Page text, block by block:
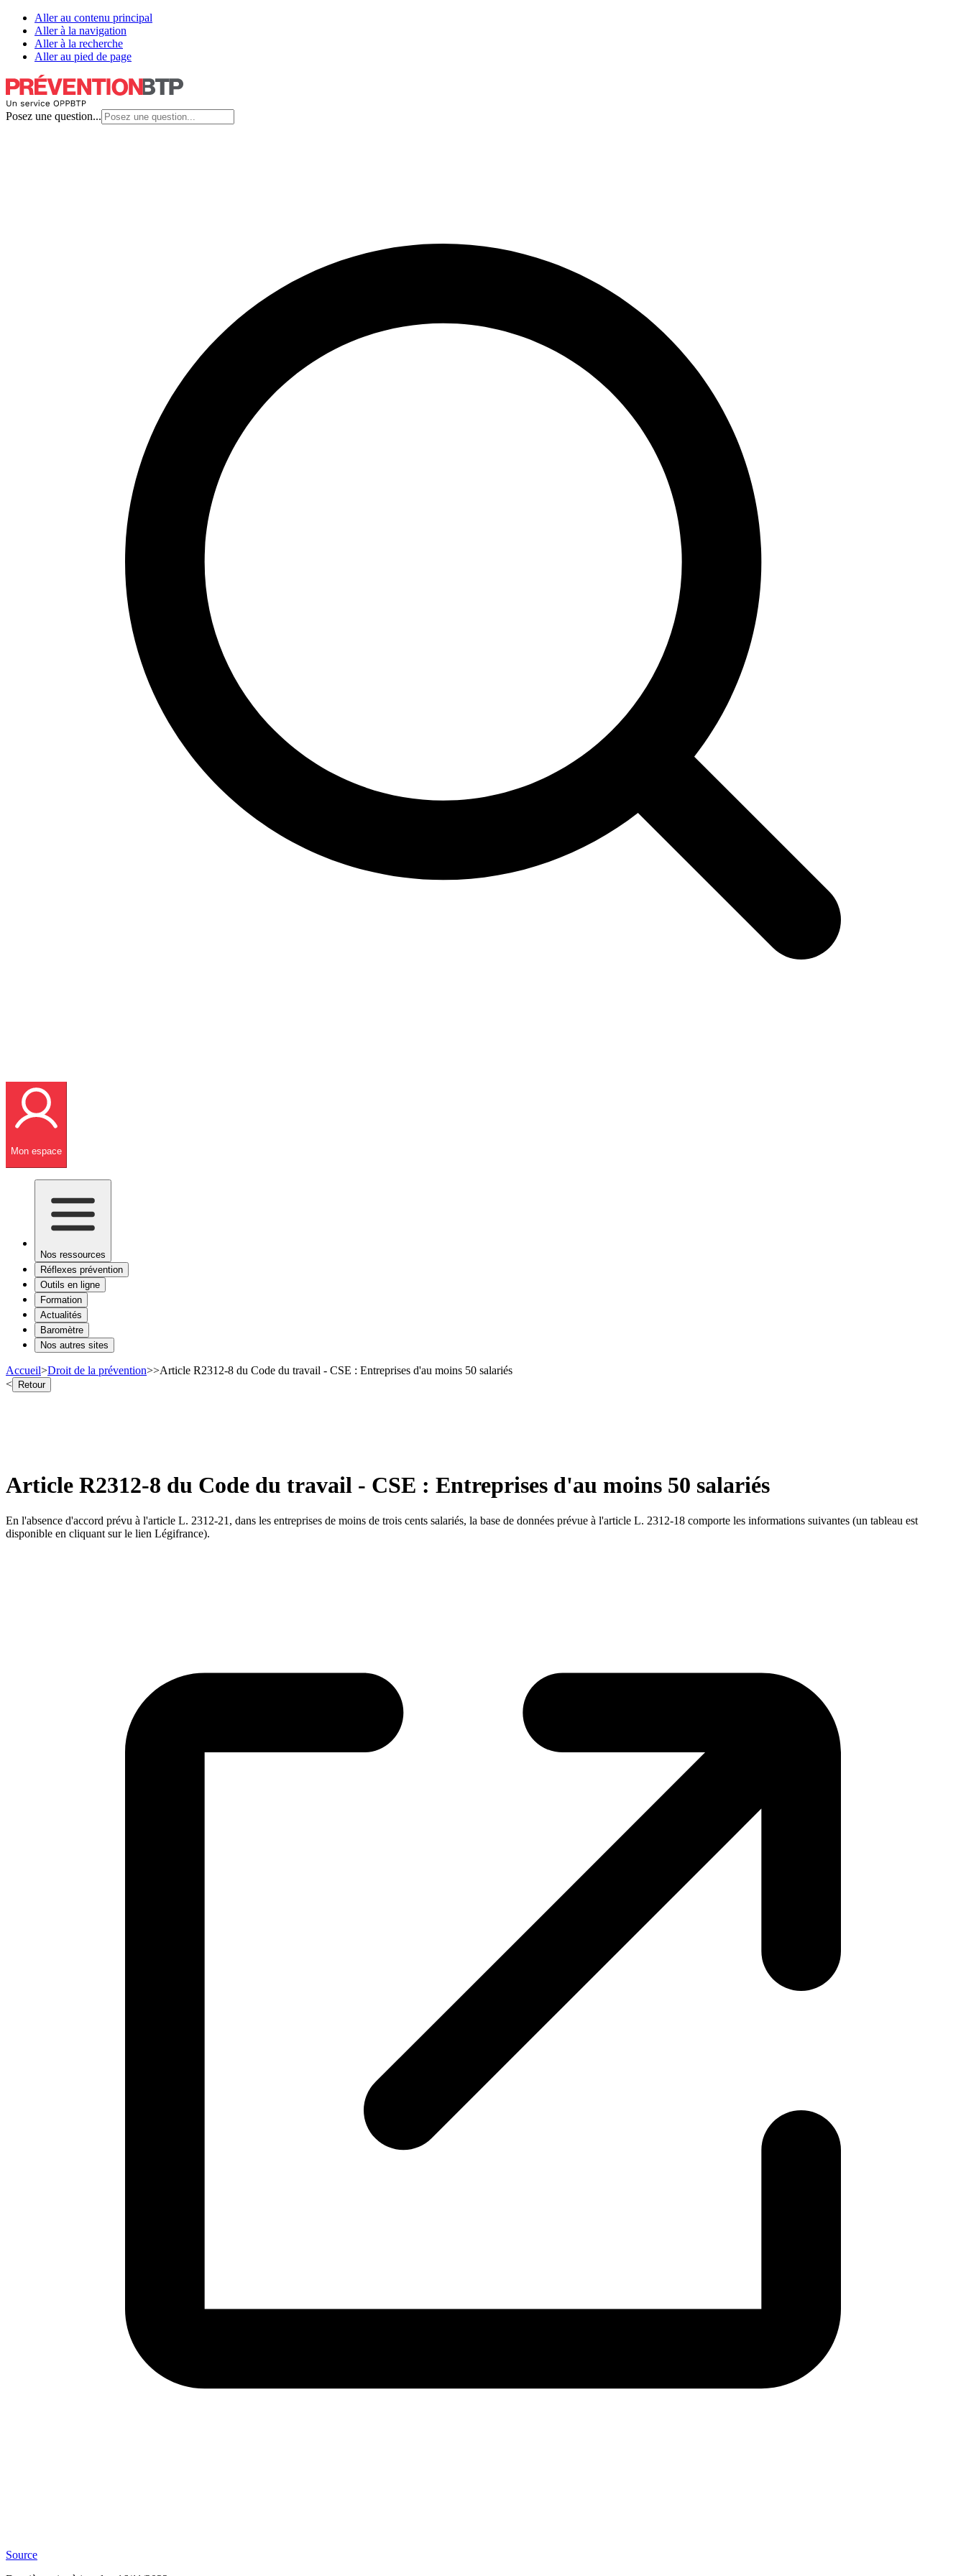
Aller au contenu principal
Aller à la navigation
Aller à la recherche
Aller au pied de page
Posez une question...
Mon espace
Nos ressources
Réflexes prévention
Outils en ligne
Formation
Actualités
Baromètre
Nos autres sites
Accueil>Droit de la prévention>>Article R2312-8 du Code du travail - CSE : Entreprises d'au moins 50 salariés
< Retour
Article R2312-8 du Code du travail - CSE : Entreprises d'au moins 50 salariés
En l'absence d'accord prévu à l'article L. 2312-21, dans les entreprises de moins de trois cents salariés, la base de données prévue à l'article L. 2312-18 comporte les informations suivantes (un tableau est
disponible en cliquant sur le lien Légifrance).
Source